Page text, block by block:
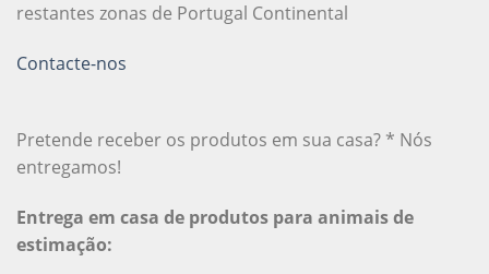
restantes zonas de Portugal Continental
Contacte-nos
Pretende receber os produtos em sua casa? * Nós
entregamos!
Entrega em casa de produtos para animais de
estimação: